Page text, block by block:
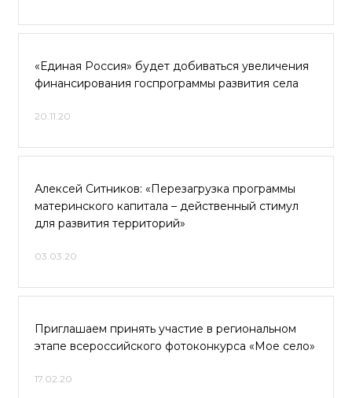
«Единая Россия» будет добиваться увеличения
финансирования госпрограммы развития села
20.11.20
Алексей Ситников: «Перезагрузка программы
материнского капитала – действенный стимул
для развития территорий»
03.03.20
Приглашаем принять участие в региональном
этапе всероссийского фотоконкурса «Мое село»
17.02.20